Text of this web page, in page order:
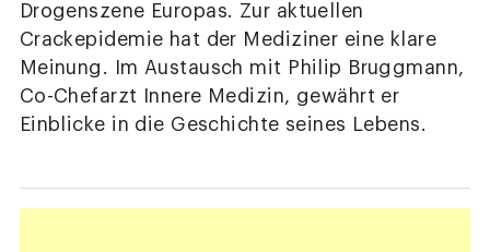
Drogenszene Europas. Zur aktuellen
Crackepidemie hat der Mediziner eine klare
Meinung. Im Austausch mit Philip Bruggmann,
Co-Chefarzt Innere Medizin, gewährt er
Einblicke in die Geschichte seines Lebens.